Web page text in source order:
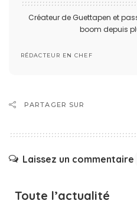
Créateur de Guettapen et
boom depuis
RÉDACTEUR EN CHEF
PARTAGER SUR
Laissez un commentaire
Toute l’actualité